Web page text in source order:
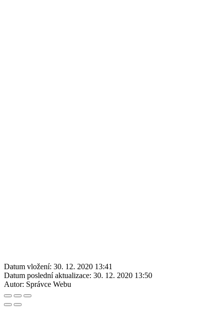
Datum vložení: 30. 12. 2020 13:41
Datum poslední aktualizace: 30. 12. 2020 13:50
Autor: Správce Webu